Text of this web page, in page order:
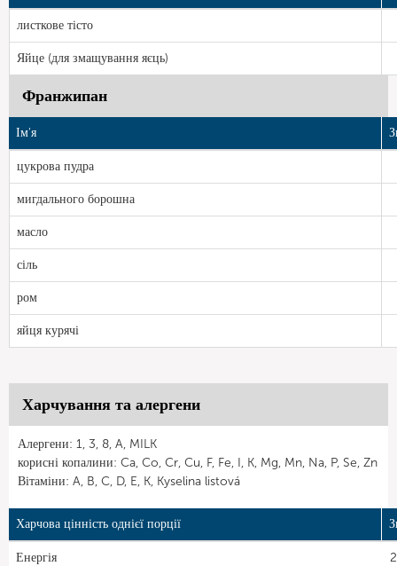
листкове тісто
Яйце (для змащування яєць)
Франжипан
Ім'я
цукрова пудра
мигдального борошна
масло
сіль
ром
яйця курячі
Харчування та алергени
Алергени: 1, 3, 8, A, MILK
корисні копалини: Ca, Co, Cr, Cu, F, Fe, I, K, Mg, Mn, Na, P, Se, Zn
Вітаміни: A, B, C, D, E, K, Kyselina listová
Харчова цінність однієї порції
Енергія